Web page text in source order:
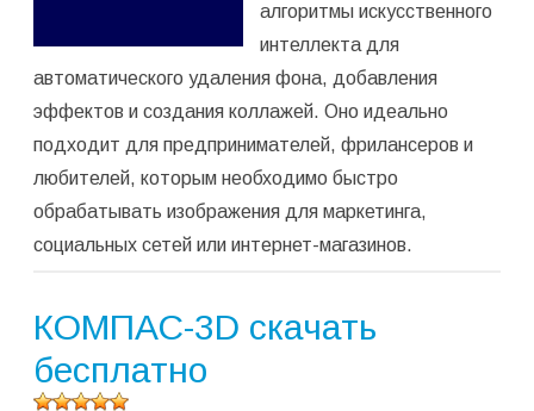
алгоритмы искусственного
интеллекта для
автоматического удаления фона, добавления
эффектов и создания коллажей. Оно идеально
подходит для предпринимателей, фрилансеров и
любителей, которым необходимо быстро
обрабатывать изображения для маркетинга,
социальных сетей или интернет-магазинов.
КОМПАС-3D скачать
бесплатно